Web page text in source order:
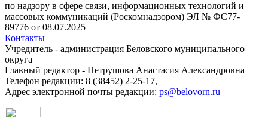
по надзору в сфере связи, информационных технологий и
массовых коммуникаций (Роскомнадзором) ЭЛ № ФС77-
89776 от 08.07.2025
Контакты
Учредитель - администрация Беловского муниципального
округа
Главный редактор - Петрушова Анастасия Александровна
Телефон редакции: 8 (38452) 2-25-17,
Адрес электронной почты редакции: ps@belovorn.ru